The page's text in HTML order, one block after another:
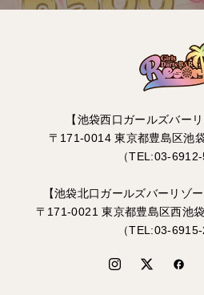
【池袋西口ガールズバー
〒171-0014 東京都豊島区池
（TEL:03-6912-
【池袋北口ガールズバーリゾ
〒171-0021 東京都豊島区西池
（TEL:03-6915-